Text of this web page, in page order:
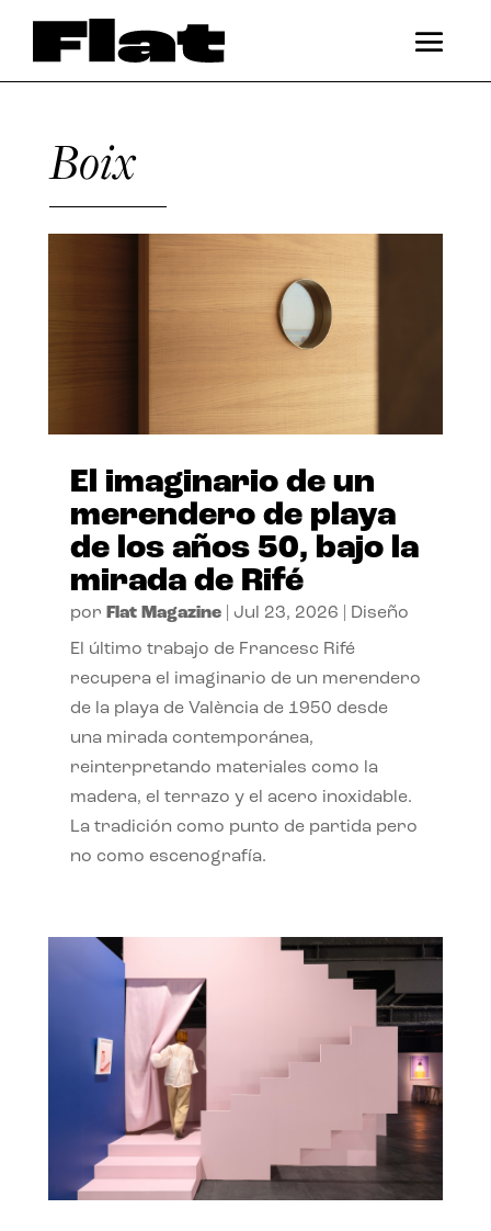
Boix
El imaginario de un
merendero de playa
de los años 50, bajo la
mirada de Rifé
por Flat Magazine| Jul 23, 2026 Diseño
El último trabajo de Francesc Rifé
recupera el imaginario de un merendero
de la playa de València de 1950 desde
una mirada contemporánea,
reinterpretando materiales como la
madera, el terrazo y el acero inoxidable.
La tradición como punto de partida pero
no como escenografía.